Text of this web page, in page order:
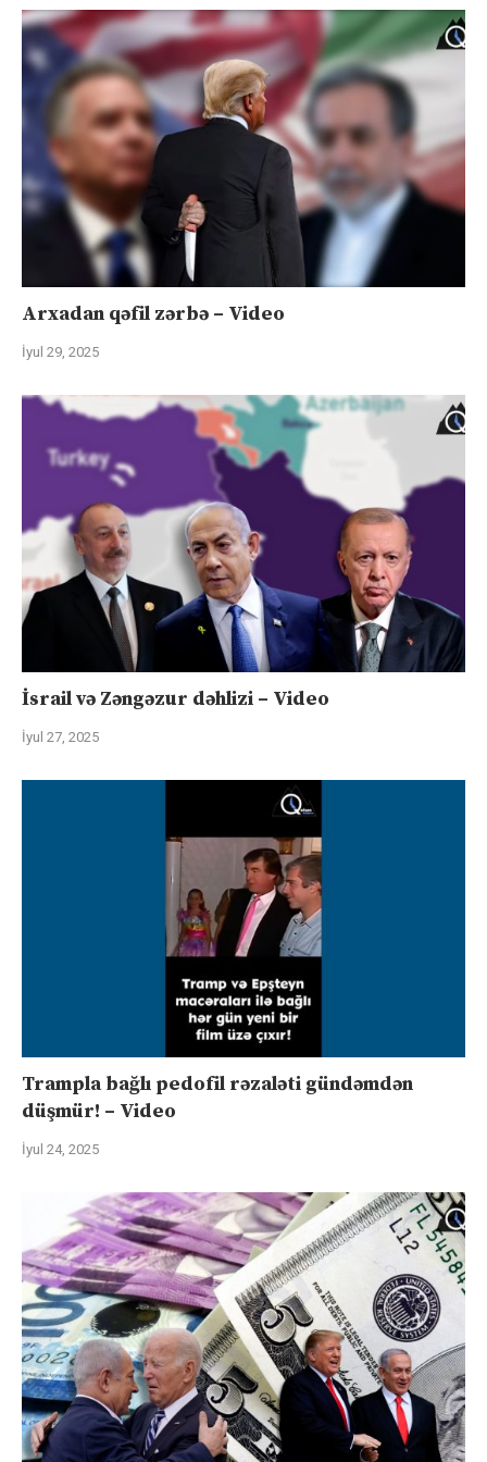
Arxadan qəfil zərbə – Video
İyul 29, 2025
İsrail və Zəngəzur dəhlizi – Video
İyul 27, 2025
Trampla bağlı pedofil rəzaləti gündəmdən
düşmür! – Video
İyul 24, 2025